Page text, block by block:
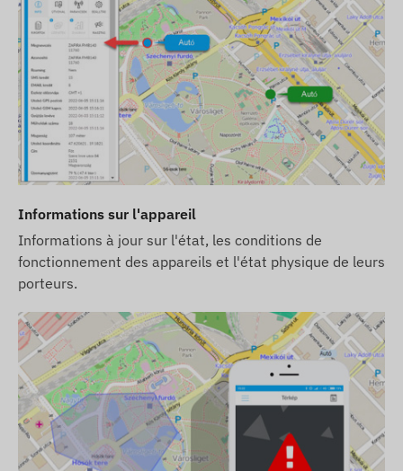
carte SIM et licence logicielle.
L'appareil est livré prêt à l'emploi et nous
assurons son fonctionnement continu – vous
n'avez aucune action à effectuer.
Si vous souhaitez utiliser notre service d'alertes
SMS, veuillez acheter une carte de crédit SMS sur
notre boutique en ligne.
Informations supplémentaires
L’appareil est protégé par un sceau de sécurité
– le démontage est interdit, car il pourrait
Si vous souhaitez transférer l’appareil à un autre
utilisateur, veuillez contacter notre service
client pour une réinscription de l’utilisateur.
Nous assurons un service après-garantie
(remplacement de l’antenne GPS, de l’antenne
GSM, de la carte mère et de la batterie).
Informations sur l'appareil
Informations à jour sur l'état, les conditions de
fonctionnement des appareils et l'état physique de leurs
porteurs.